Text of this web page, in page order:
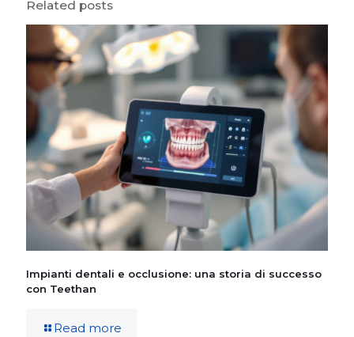
Related posts
Impianti dentali e occlusione: una storia di successo
con Teethan
Read more